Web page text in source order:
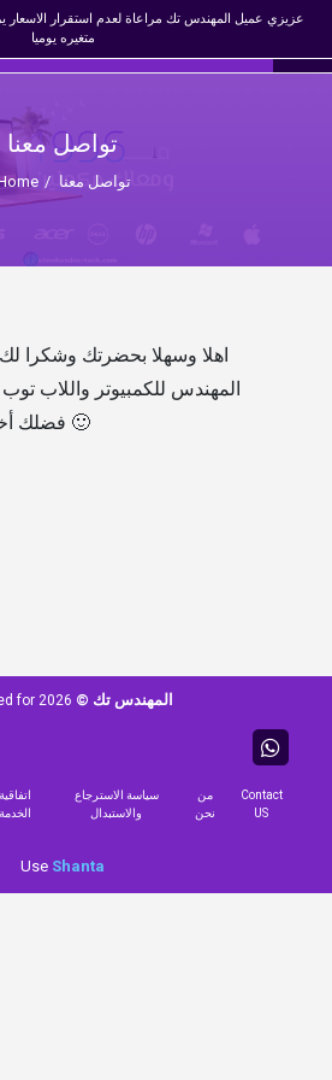
عزيزي عميل المهندس تك مراعاة لعدم استقرار الاسعار
متغيره يوميا
تواصل معنا
/ تواصل معنا
اهلا وسهلا بحضرتك وشكرا
المهندس للكمبيوتر واللاب
فضلك أخبرنا كيف يمكننا خدمتك 🙂
for المهندس تك © 2026
اتفاقية
الخدمة
سياسة الاسترجاع
والاستبدال
من
نحن
Contact
US
Use Shanta